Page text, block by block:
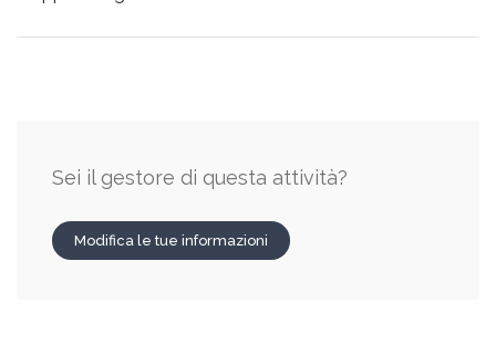
Sei il gestore di questa attività?
Modifica le tue informazioni